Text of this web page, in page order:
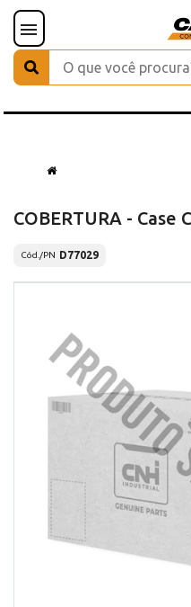
COBERTURA - Case
Cód./PN D77029